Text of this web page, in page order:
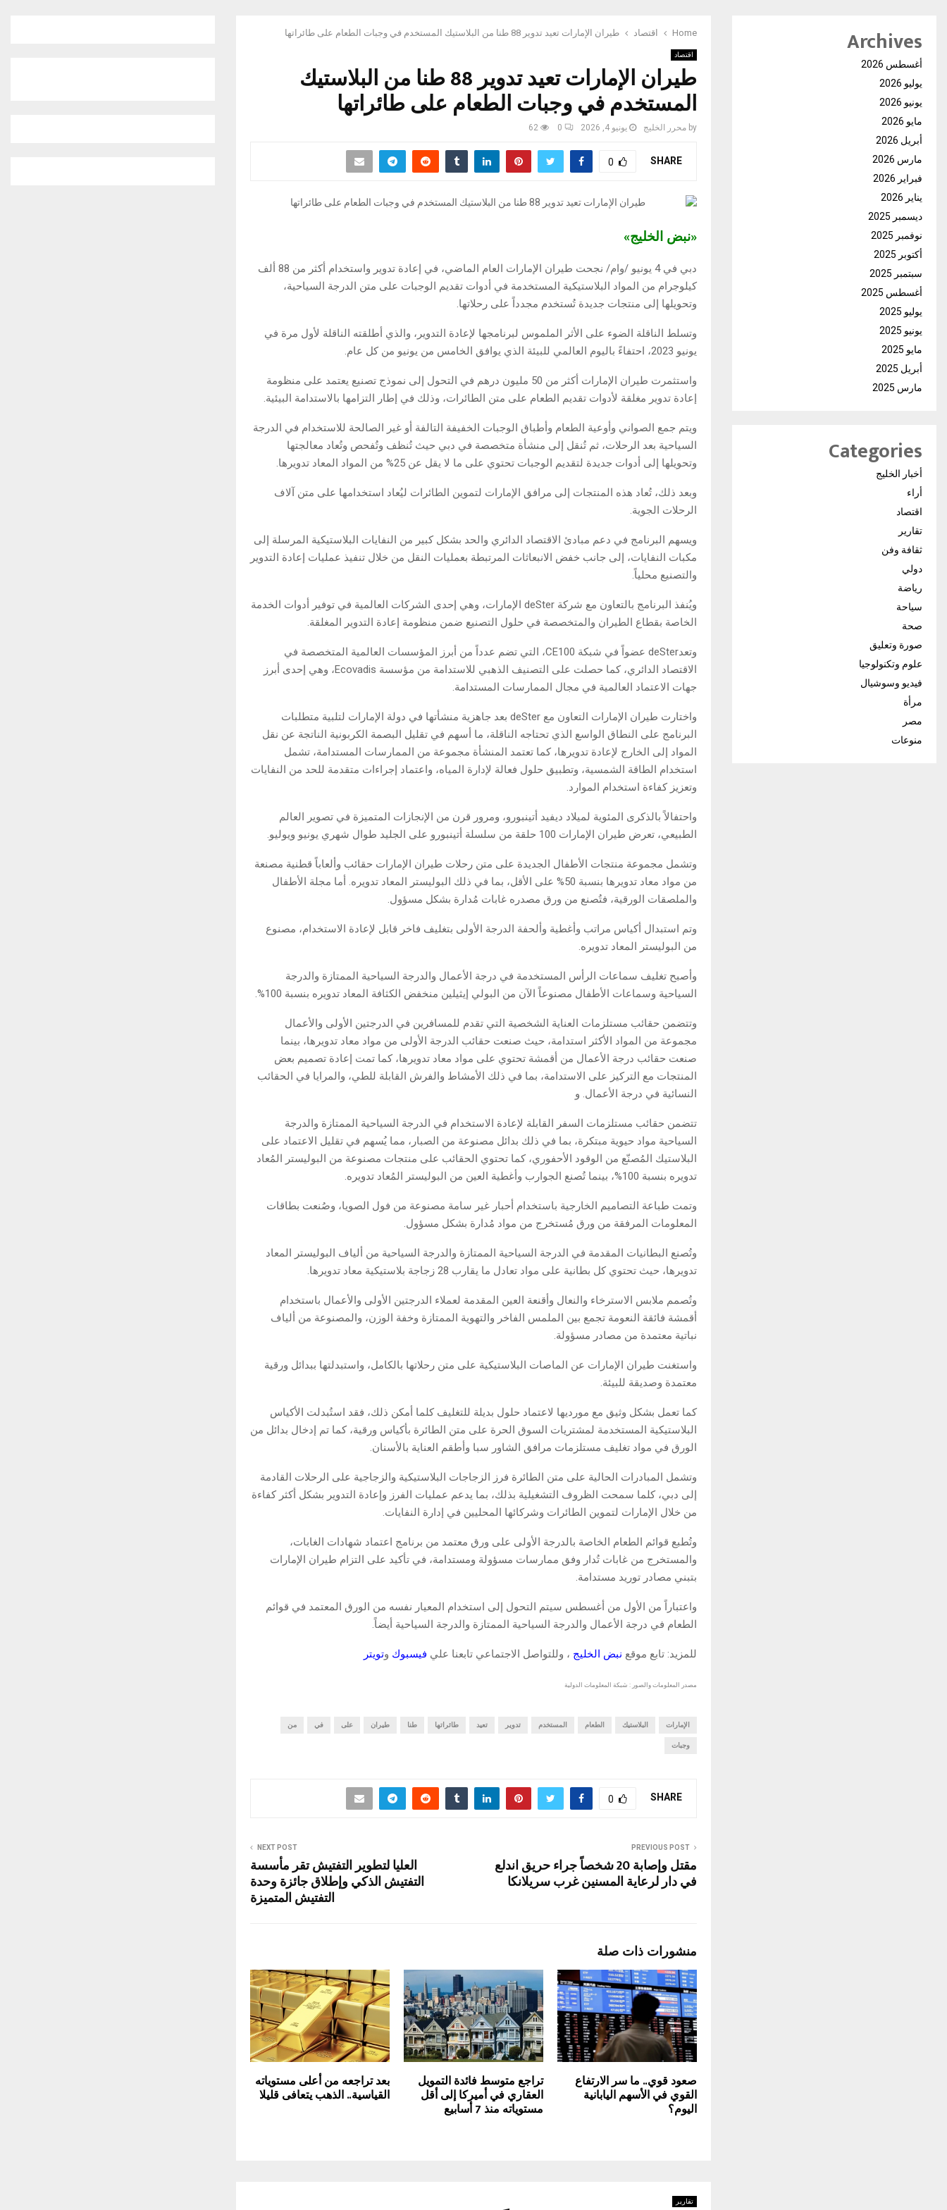
Home اقتصاد طيران الإمارات تعيد تدوير 88 طنا من البلاستيك المستخدم في وجبات الطعام على طائراتها
اقتصاد
طيران الإمارات تعيد تدوير 88 طنا من البلاستيك
المستخدم في وجبات الطعام على طائراتها
by محرر الخليج يونيو 4, 2026 0
62
SHARE
0
«نبض الخليج»
دبي في 4 يونيو /وام/ نجحت طيران الإمارات العام الماضي، في إعادة تدوير واستخدام أكثر من 88 ألف
كيلوجرام من المواد البلاستيكية المستخدمة في أدوات تقديم الوجبات على متن الدرجة السياحية،
وتحويلها إلى منتجات جديدة تُستخدم مجدداً على رحلاتها.
وتسلط الناقلة الضوء على الأثر الملموس لبرنامجها لإعادة التدوير، والذي أطلقته الناقلة لأول مرة في
يونيو 2023، احتفاءً باليوم العالمي للبيئة الذي يوافق الخامس من يونيو من كل عام.
واستثمرت طيران الإمارات أكثر من 50 مليون درهم في التحول إلى نموذج تصنيع يعتمد على منظومة
إعادة تدوير مغلقة لأدوات تقديم الطعام على متن الطائرات، وذلك في إطار التزامها بالاستدامة البيئية.
ويتم جمع الصواني وأوعية الطعام وأطباق الوجبات الخفيفة التالفة أو غير الصالحة للاستخدام في الدرجة
السياحية بعد الرحلات، ثم تُنقل إلى منشأة متخصصة في دبي حيث تُنظف وتُفحص وتُعاد معالجتها
وتحويلها إلى أدوات جديدة لتقديم الوجبات تحتوي على ما لا يقل عن 25% من المواد المعاد تدويرها.
وبعد ذلك، تُعاد هذه المنتجات إلى مرافق الإمارات لتموين الطائرات ليُعاد استخدامها على متن آلاف
الرحلات الجوية.
ويسهم البرنامج في دعم مبادئ الاقتصاد الدائري والحد بشكل كبير من النفايات البلاستيكية المرسلة إلى
مكبات النفايات، إلى جانب خفض الانبعاثات المرتبطة بعمليات النقل من خلال تنفيذ عمليات إعادة التدوير
والتصنيع محلياً.
ويُنفذ البرنامج بالتعاون مع شركة deSter الإمارات، وهي إحدى الشركات العالمية في توفير أدوات الخدمة
الخاصة بقطاع الطيران والمتخصصة في حلول التصنيع ضمن منظومة إعادة التدوير المغلقة.
وتعدdeSter عضواً في شبكة CE100، التي تضم عدداً من أبرز المؤسسات العالمية المتخصصة في
الاقتصاد الدائري، كما حصلت على التصنيف الذهبي للاستدامة من مؤسسة Ecovadis، وهي إحدى أبرز
جهات الاعتماد العالمية في مجال الممارسات المستدامة.
واختارت طيران الإمارات التعاون مع deSter بعد جاهزية منشأتها في دولة الإمارات لتلبية متطلبات
البرنامج على النطاق الواسع الذي تحتاجه الناقلة، ما أسهم في تقليل البصمة الكربونية الناتجة عن نقل
المواد إلى الخارج لإعادة تدويرها، كما تعتمد المنشأة مجموعة من الممارسات المستدامة، تشمل
استخدام الطاقة الشمسية، وتطبيق حلول فعالة لإدارة المياه، واعتماد إجراءات متقدمة للحد من النفايات
وتعزيز كفاءة استخدام الموارد.
واحتفالاً بالذكرى المئوية لميلاد ديفيد أتينبورو، ومرور قرن من الإنجازات المتميزة في تصوير العالم
الطبيعي، تعرض طيران الإمارات 100 حلقة من سلسلة أتينبورو على الجليد طوال شهري يونيو ويوليو.
وتشمل مجموعة منتجات الأطفال الجديدة على متن رحلات طيران الإمارات حقائب وألعاباً قطنية مصنعة
من مواد معاد تدويرها بنسبة 50% على الأقل، بما في ذلك البوليستر المعاد تدويره. أما مجلة الأطفال
والملصقات الورقية، فتُصنع من ورق مصدره غابات مُدارة بشكل مسؤول.
وتم استبدال أكياس مراتب وأغطية وألحفة الدرجة الأولى بتغليف فاخر قابل لإعادة الاستخدام، مصنوع
من البوليستر المعاد تدويره.
وأصبح تغليف سماعات الرأس المستخدمة في درجة الأعمال والدرجة السياحية الممتازة والدرجة
السياحية وسماعات الأطفال مصنوعاً الآن من البولي إيثيلين منخفض الكثافة المعاد تدويره بنسبة 100%.
وتتضمن حقائب مستلزمات العناية الشخصية التي تقدم للمسافرين في الدرجتين الأولى والأعمال
مجموعة من المواد الأكثر استدامة، حيث صنعت حقائب الدرجة الأولى من مواد معاد تدويرها، بينما
صنعت حقائب درجة الأعمال من أقمشة تحتوي على مواد معاد تدويرها، كما تمت إعادة تصميم بعض
المنتجات مع التركيز على الاستدامة، بما في ذلك الأمشاط والفرش القابلة للطي، والمرايا في الحقائب
النسائية في درجة الأعمال. و
تتضمن حقائب مستلزمات السفر القابلة لإعادة الاستخدام في الدرجة السياحية الممتازة والدرجة
السياحية مواد حيوية مبتكرة، بما في ذلك بدائل مصنوعة من الصبار، مما يُسهم في تقليل الاعتماد على
البلاستيك المُصنّع من الوقود الأحفوري، كما تحتوي الحقائب على منتجات مصنوعة من البوليستر المُعاد
تدويره بنسبة 100%، بينما تُصنع الجوارب وأغطية العين من البوليستر المُعاد تدويره.
وتمت طباعة التصاميم الخارجية باستخدام أحبار غير سامة مصنوعة من فول الصويا، وصُنعت بطاقات
المعلومات المرفقة من ورق مُستخرج من مواد مُدارة بشكل مسؤول.
وتُصنع البطانيات المقدمة في الدرجة السياحية الممتازة والدرجة السياحية من ألياف البوليستر المعاد
تدويرها، حيث تحتوي كل بطانية على مواد تعادل ما يقارب 28 زجاجة بلاستيكية معاد تدويرها.
وتُصمم ملابس الاسترخاء والنعال وأقنعة العين المقدمة لعملاء الدرجتين الأولى والأعمال باستخدام
أقمشة فائقة النعومة تجمع بين الملمس الفاخر والتهوية الممتازة وخفة الوزن، والمصنوعة من ألياف
نباتية معتمدة من مصادر مسؤولة.
واستغنت طيران الإمارات عن الماصات البلاستيكية على متن رحلاتها بالكامل، واستبدلتها ببدائل ورقية
معتمدة وصديقة للبيئة.
كما تعمل بشكل وثيق مع مورديها لاعتماد حلول بديلة للتغليف كلما أمكن ذلك، فقد استُبدلت الأكياس
البلاستيكية المستخدمة لمشتريات السوق الحرة على متن الطائرة بأكياس ورقية، كما تم إدخال بدائل من
الورق في مواد تغليف مستلزمات مرافق الشاور سبا وأطقم العناية بالأسنان.
وتشمل المبادرات الحالية على متن الطائرة فرز الزجاجات البلاستيكية والزجاجية على الرحلات القادمة
إلى دبي، كلما سمحت الظروف التشغيلية بذلك، بما يدعم عمليات الفرز وإعادة التدوير بشكل أكثر كفاءة
من خلال الإمارات لتموين الطائرات وشركائها المحليين في إدارة النفايات.
وتُطبع قوائم الطعام الخاصة بالدرجة الأولى على ورق معتمد من برنامج اعتماد شهادات الغابات،
والمستخرج من غابات تُدار وفق ممارسات مسؤولة ومستدامة، في تأكيد على التزام طيران الإمارات
بتبني مصادر توريد مستدامة.
واعتباراً من الأول من أغسطس سيتم التحول إلى استخدام المعيار نفسه من الورق المعتمد في قوائم
الطعام في درجة الأعمال والدرجة السياحية الممتازة والدرجة السياحية أيضاً.
للمزيد: تابع موقع نبض الخليج ، وللتواصل الاجتماعي تابعنا علي فيسبوك وتويتر
مصدر المعلومات والصور : شبكة المعلومات الدولية
الإمارات البلاستيك الطعام المستخدم تدوير تعيد طائراتها طنا طيران على في من
وجبات
SHARE
0
PREVIOUS POST
مقتل وإصابة 20 شخصاً جراء حريق اندلع
في دار لرعاية المسنين غرب سريلانكا
NEXT POST
العليا لتطوير التفتيش تقر مأسسة
التفتيش الذكي وإطلاق جائزة وحدة
التفتيش المتميزة
منشورات ذات صلة
صعود قوي.. ما سر الارتفاع
القوي في الأسهم اليابانية
اليوم؟
تراجع متوسط فائدة التمويل
العقاري في أميركا إلى أقل
مستوياته منذ 7 أسابيع
بعد تراجعه من أعلى مستوياته
القياسية.. الذهب يتعافى قليلا
تقارير
Archives
أغسطس 2026
يوليو 2026
يونيو 2026
مايو 2026
أبريل 2026
مارس 2026
فبراير 2026
يناير 2026
ديسمبر 2025
نوفمبر 2025
أكتوبر 2025
سبتمبر 2025
أغسطس 2025
يوليو 2025
يونيو 2025
مايو 2025
أبريل 2025
مارس 2025
Categories
أخبار الخليج
أراء
اقتصاد
تقارير
ثقافة وفن
دولي
رياضة
سياحة
صحة
صورة وتعليق
علوم وتكنولوجيا
فيديو وسوشيال
مرأة
مصر
منوعات